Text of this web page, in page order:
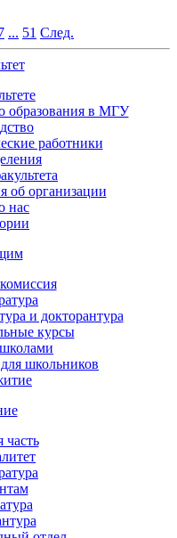
... 51 След.
образования в МГУ
работники
об организации
нас
и докторантура
курсы
школьников
часть